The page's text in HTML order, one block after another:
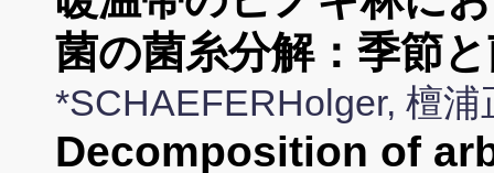
菌の菌糸分解：季節
*SCHAEFERHolger, 檀
Decomposition of